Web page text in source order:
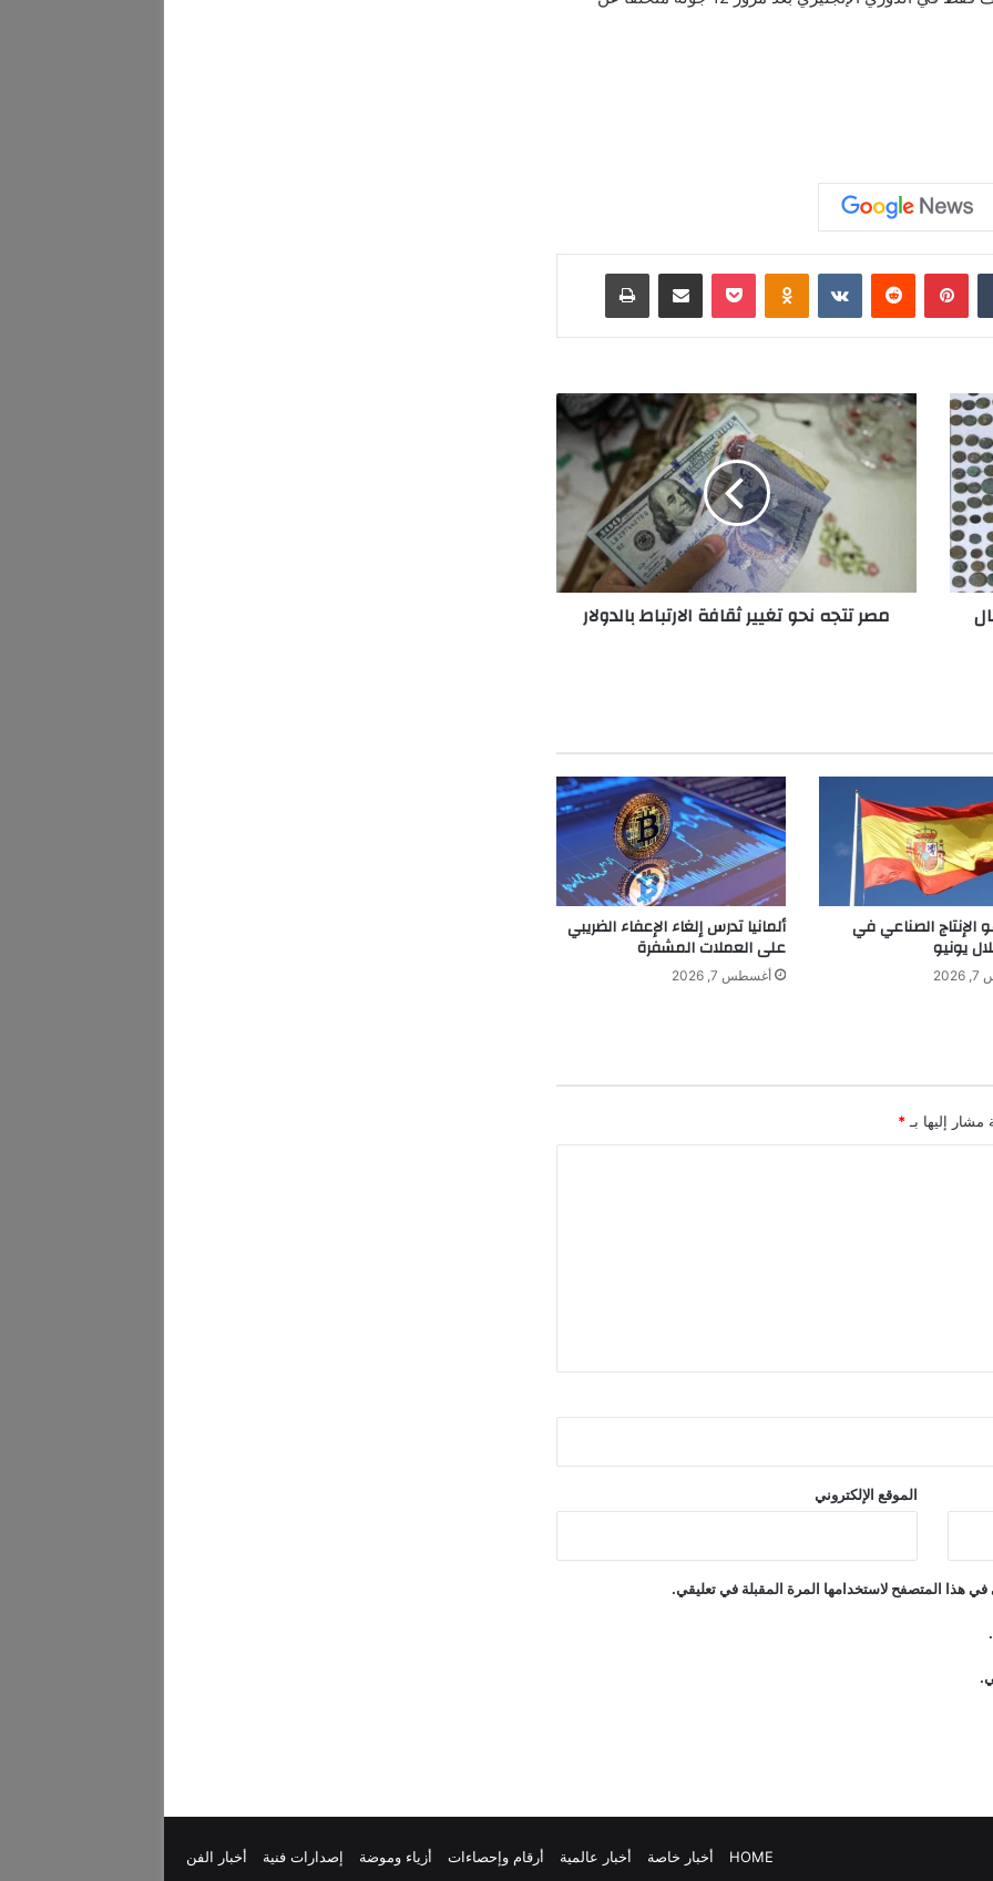
‏Tumblr بينتيريست ‏Reddit
‏VKontakte
Odnoklassniki
‫Pocket مشاركة عبر البريد طباعة
م
ص
ت
ح
ث
ق
ف
ة
ا
ا
د
و
مصر تتجه نحو تغيير ثقافة الارتباط بالدولار
الإنتاج الصناعي في
يونيو
ألمانيا تدرس إلغاء الإعفاء الضريبي
على العملات المشفرة
أغسطس 7, 2026
مشار إليها بـ *
الموقع الإلكتروني
هذا المتصفح لاستخدامها المرة المقبلة في تعليقي.
HOME أخبار خاصة أخبار عالمية أرقام وإحصاءات أزياء وموضة إصدارات فنية أخبار الفن